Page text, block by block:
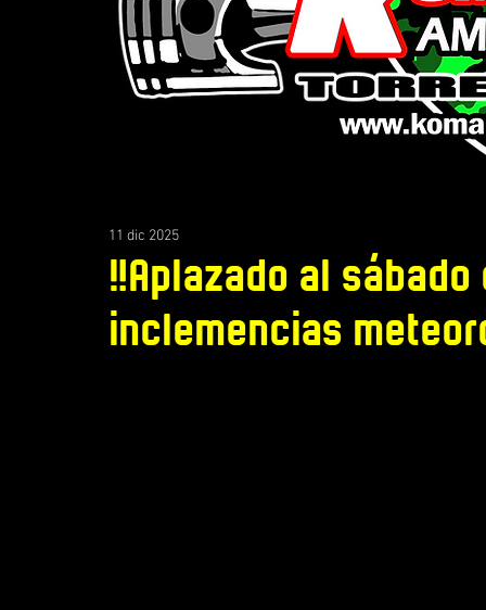
‼️Aplazado al
inclemencias
11 dic 2025